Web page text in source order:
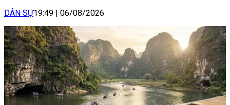
DÂN SỰ19:49 06/08/2026